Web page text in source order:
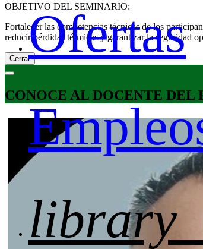
Ofertas
OBJETIVO DEL SEMINARIO:
Fortalecer las competencias técnicas de los
reducir pérdidas térmicas y garantizar la seguridad
Cerrar
CONOCE AL DOCENTE